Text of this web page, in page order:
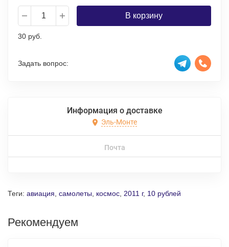
В корзину
30 руб.
Задать вопрос:
Информация о доставке
Эль-Монте
Почта
Теги: авиация самолеты космос 2011 г, 10 рублей
Рекомендуем